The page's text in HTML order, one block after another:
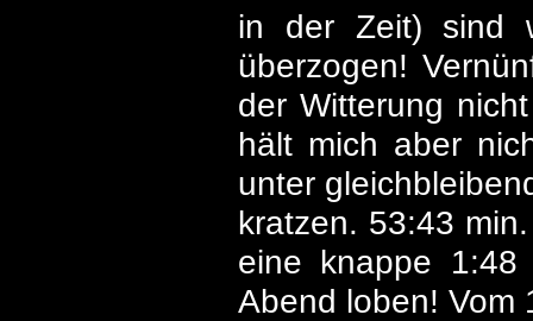
in der Zeit) sind
überzogen!
der Witterung
hält mich aber
unter
kratzen. 53:43
eine knappe
Abend loben! Vom